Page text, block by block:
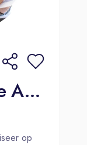
Customer Service Agent – Dutch | Premium Automotive Sector
op